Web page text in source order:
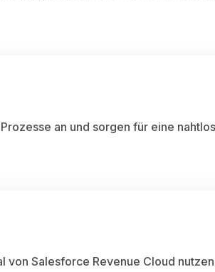
an und sorgen für eine
Salesforce Revenue Cloud